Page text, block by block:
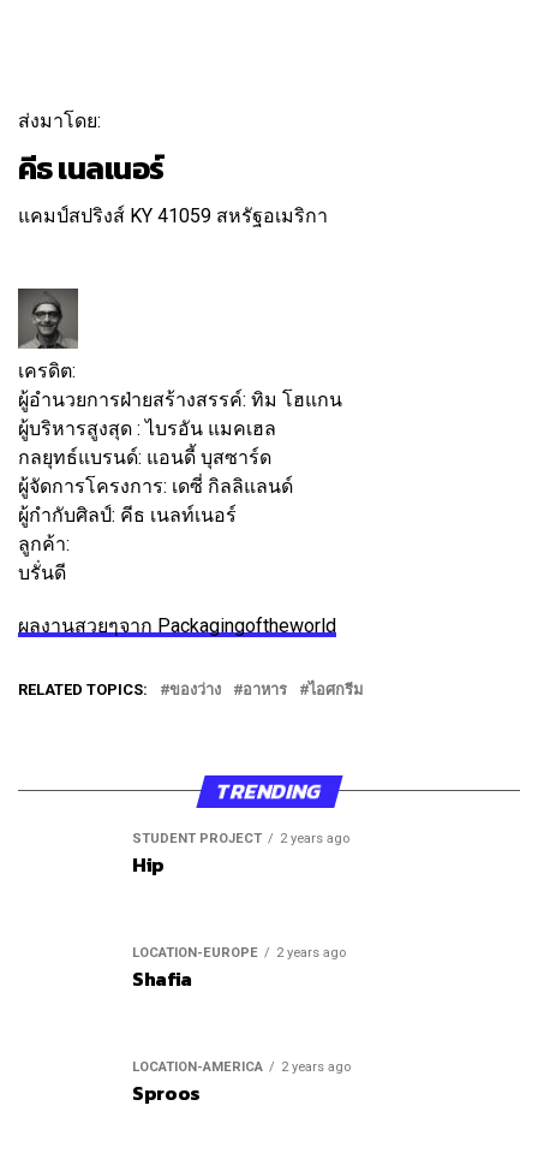
ส่งมาโดย:
คีธ เนลเนอร์
แคมป์สปริงส์ KY 41059 สหรัฐอเมริกา
เครดิต:
ผู้อำนวยการฝ่ายสร้างสรรค์: ทิม โฮแกน
ผู้บริหารสูงสุด :ไบรอัน แมคเฮล
กลยุทธ์แบรนด์: แอนดี้ บุสซาร์ด
ผู้จัดการโครงการ: เดซี่ กิลลิแลนด์
ผู้กำกับศิลป์: คีธ เนลท์เนอร์
ลูกค้า:
บรั่นดี
ผลงานสวยๆจาก Packagingoftheworld
RELATED TOPICS: ของว่าง อาหาร ไอศกรีม
TRENDING
STUDENT PROJECT 2 years ago
Hip
LOCATION-EUROPE 2 years ago
Shafia
LOCATION-AMERICA 2 years ago
Sproos